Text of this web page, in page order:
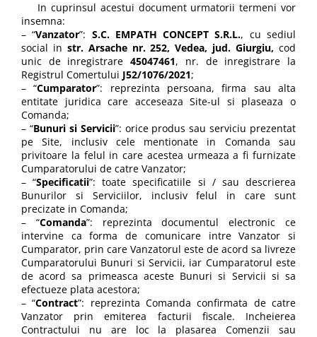
In cuprinsul acestui document urmatorii termeni vor
insemna:
– “Vanzator”: S.C. EMPATH CONCEPT S.R.L., cu sediul
social in str. Arsache nr. 252, Vedea, jud. Giurgiu, cod
unic de inregistrare45047461, nr. de inregistrare la
Registrul Comertului J52/1076/2021;
– “Cumparator”: reprezinta persoana, firma sau alta
entitate juridica care acceseaza Site-ul si plaseaza o
Comanda;
– “Bunuri si Servicii”: orice produs sau serviciu prezentat
pe Site, inclusiv cele mentionate in Comanda sau
privitoare la felul in care acestea urmeaza a fi furnizate
Cumparatorului de catre Vanzator;
– “Specificatii”: toate specificatiile si / sau descrierea
Bunurilor si Serviciilor, inclusiv felul in care sunt
precizate in Comanda;
– “Comanda”: reprezinta documentul electronic ce
intervine ca forma de comunicare intre Vanzator si
Cumparator, prin care Vanzatorul este de acord sa livreze
Cumparatorului Bunuri si Servicii, iar Cumparatorul este
de acord sa primeasca aceste Bunuri si Servicii si sa
efectueze plata acestora;
– “Contract”: reprezinta Comanda confirmata de catre
Vanzator prin emiterea facturii fiscale. Incheierea
Contractului nu are loc la plasarea Comenzii sau